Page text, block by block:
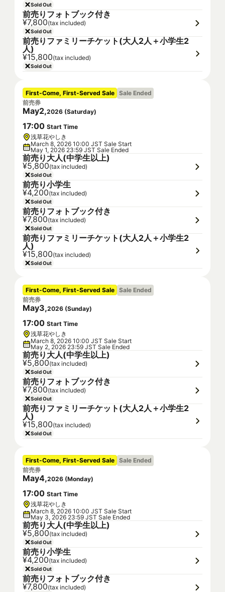
Sold Out
前売りフォトブック付き
¥7,800(tax included)
Sold Out
前売りファミリーチケット(大人2人＋小学生2
人)
¥15,800(tax included)
Sold Out
First-Come, First-Served Sale Sale Ended
前売券
May2,2026 (Saturday)
17:00 Start Time
浅草花やしき
March 8, 2026 10:00 JST Sale Start
May 1, 2026 23:59 JST Sale Ended
前売り大人(中学生以上)
¥5,800(tax included)
Sold Out
前売り小学生
¥4,200(tax included)
Sold Out
前売りフォトブック付き
¥7,800(tax included)
Sold Out
前売りファミリーチケット(大人2人＋小学生2
人)
¥15,800(tax included)
Sold Out
First-Come, First-Served Sale Sale Ended
前売券
May3,2026 (Sunday)
17:00 Start Time
浅草花やしき
March 8, 2026 10:00 JST Sale Start
May 2, 2026 23:59 JST Sale Ended
前売り大人(中学生以上)
¥5,800(tax included)
Sold Out
前売りフォトブック付き
¥7,800(tax included)
Sold Out
前売りファミリーチケット(大人2人＋小学生2
人)
¥15,800(tax included)
Sold Out
First-Come, First-Served Sale Sale Ended
前売券
May4,2026 (Monday)
17:00 Start Time
浅草花やしき
March 8, 2026 10:00 JST Sale Start
May 3, 2026 23:59 JST Sale Ended
前売り大人(中学生以上)
¥5,800(tax included)
Sold Out
前売り小学生
¥4,200(tax included)
Sold Out
前売りフォトブック付き
¥7,800(tax included)